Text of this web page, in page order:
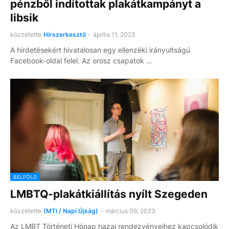
pénzből indítottak plakátkampányt a
libsik
közzétette Hírszerkesztő - április 11, 2023
A hirdetésekért hivatalosan egy ellenzéki irányultságú
Facebook-oldal felel. Az orosz csapatok …
BELFÖLD
LMBTQ-plakátkiállítás nyílt Szegeden
közzétette (MTI / Napi Újság) - március 09, 2023
Az LMBT Történeti Hónap hazai rendezvényeihez kapcsolódik